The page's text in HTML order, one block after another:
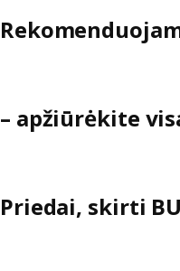
– apžiūrėkite
Priedai, skirti